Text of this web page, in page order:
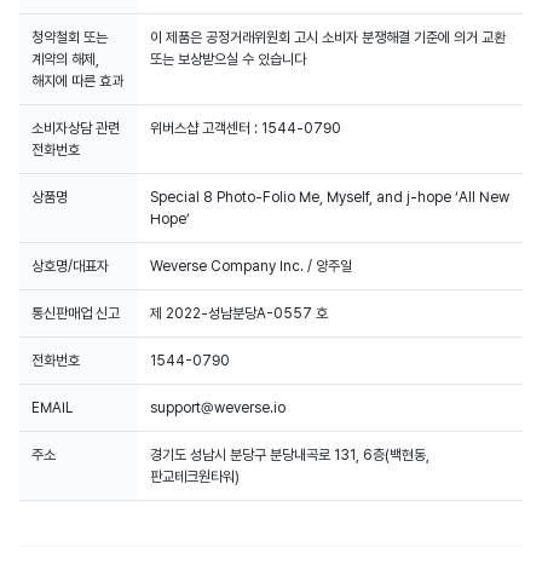
청약철회 또는
계약의 해제,
해지에 따른 효과
이 제품은 공정거래위원회 고시 소비자 분쟁해결 기준에 의거 교환
또는 보상받으실 수 있습니다
소비자상담 관련
전화번호
위버스샵 고객센터 : 1544-0790
상품명
Special 8 Photo-Folio Me, Myself, and j-hope ‘All New
Hope’
상호명/대표자 Weverse Company Inc. / 양주일
통신판매업 신고 제 2022-성남분당A-0557 호
전화번호 1544-0790
EMAIL support@weverse.io
주소
경기도 성남시 분당구 분당내곡로 131, 6층(백현동,
판교테크원타워)